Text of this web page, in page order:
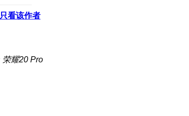
只看该作者
荣耀20 Pro